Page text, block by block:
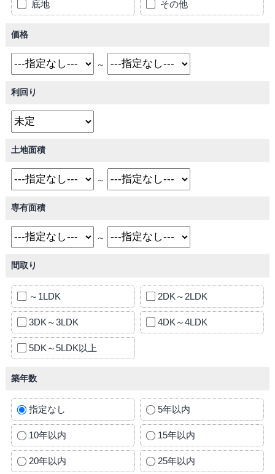
底地 その他
価格
～
利回り
土地面積
～
専有面積
～
間取り
～1LDK 2DK～2LDK
3DK～3LDK 4DK～4LDK
5DK～5LDK以上
築年数
指定なし 5年以内
10年以内 15年以内
20年以内 25年以内